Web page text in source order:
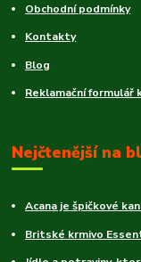
Obchodní podmínky
Kontakty
Blog
Reklamační formulář
Nejčtenější na
Acana je špičkové
Britské krmivo